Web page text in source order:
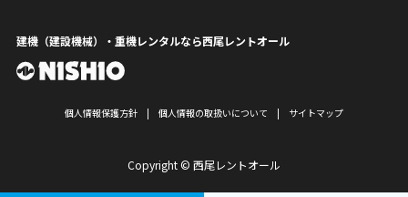
建機（建設機械）・重機レンタルなら西尾レントオール
個人情報保護方針 個人情報の取扱いについて サイトマップ
Copyright © 西尾レントオール